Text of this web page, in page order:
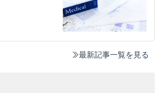
最新記事一覧を見る